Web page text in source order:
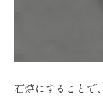
石焼にすることで